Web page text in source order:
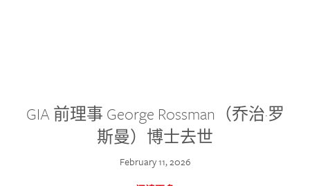
GIA 前理事 George Rossman（乔治·罗
斯曼）博士去世
February 11, 2026